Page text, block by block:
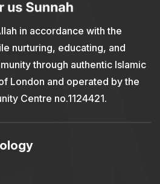
in accordance with the
nurturing, educating, and
through authentic Islamic
London and operated by the
Centre no.1124421.